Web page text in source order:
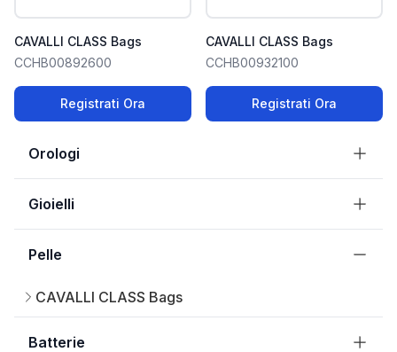
Orologi
Gioielli
Pelle
CAVALLI CLASS Bags
Batterie
CAVALLI CLASS Bags
CCHB00892600
Registrati Ora
CAVALLI CLASS Bags
CCHB00932100
Registrati Ora